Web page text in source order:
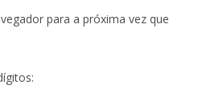
para a próxima vez que